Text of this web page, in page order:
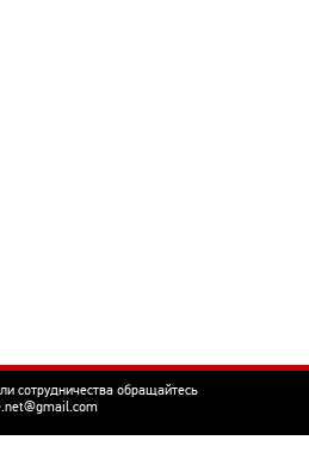
сотрудничества обращайтесь